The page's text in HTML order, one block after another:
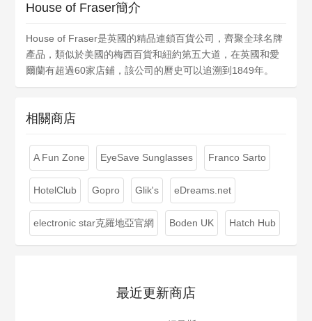
House of Fraser簡介
House of Fraser是英國的精品連鎖百貨公司，齊聚全球名牌
產品，類似於美國的梅西百貨和紐約第五大道，在英國和愛
爾蘭有超過60家店鋪，該公司的曆史可以追溯到1849年。
相關商店
A Fun Zone EyeSave Sunglasses Franco Sarto
HotelClub Gopro Glik's eDreams.net
electronic star克羅地亞官網 Boden UK Hatch Hub
最近更新商店